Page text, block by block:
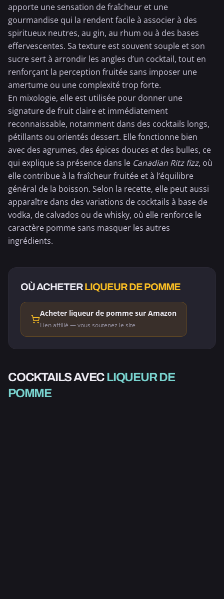
apporte une sensation de fraîcheur et une
gourmandise qui la rendent facile à associer à des
spiritueux neutres, au gin, au rhum ou à des bases
effervescentes. Sa texture est souvent souple et son
sucre sert à arrondir les angles d’un cocktail, tout en
renforçant la perception fruitée sans imposer une
amertume ou une complexité trop forte.
En mixologie, elle est utilisée pour donner une
signature de fruit claire et immédiatement
reconnaissable, notamment dans des cocktails longs,
pétillants ou orientés dessert. Elle fonctionne bien
avec des agrumes, des épices douces et des bulles, ce
qui explique sa présence dans le Canadian Ritz fizz, où
elle contribue à la fraîcheur fruitée et à l’équilibre
général de la boisson. Selon la recette, elle peut aussi
apparaître dans des variations de cocktails à base de
vodka, de calvados ou dewhisky, où elle renforce le
caractère pomme sans masquer les autres
ingrédients.
OÙ ACHETERLIQUEUR DE POMME
Acheter liqueur de pomme sur Amazon
Lien affilié — vous soutenez le site
COCKTAILS AVECLIQUEUR DE
POMME
ALCOOLISÉ
CANADIAN RITZ FIZZ